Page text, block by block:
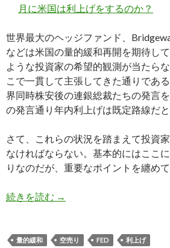
月に米国は利上げをするのか？
世界最大のヘッジファンド、
などは米国の量的緩和再開を期待し
ような投資家の希望的観測が当たら
こで一貫して主張してきた通りであ
界同時株安後の連銀総裁たちの発言
の発言通り年内利上げは既定路線だと
さて、これらの状況を踏まえて投資
なければならない。基本的にはここ
りなのだが、重要なポイントを纏めて
続きを読む 米国利上げ後の投資戦略:
→
量的緩和 空売り FED 利上げ